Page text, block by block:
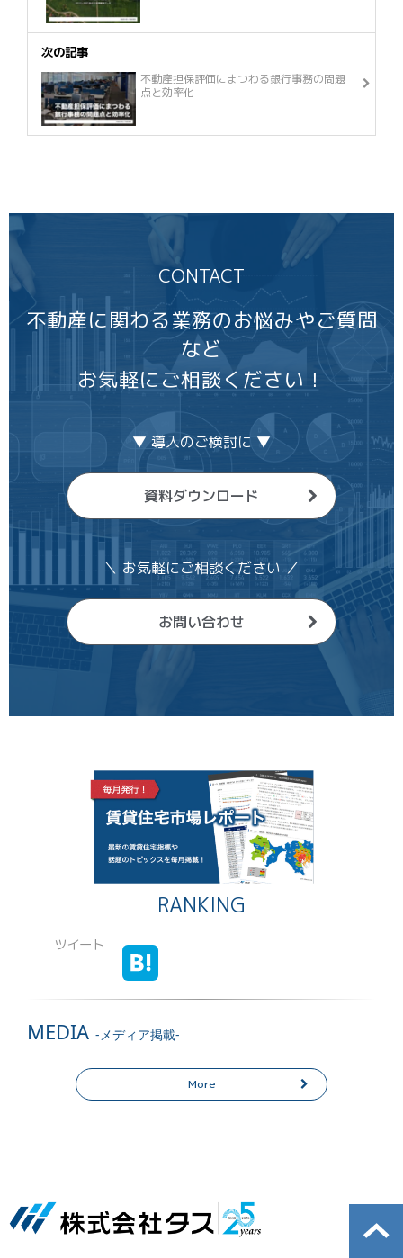
次の記事
不動産担保評価にまつわる銀行事務の問題
点と効率化
CONTACT
不動産に関わる業務のお悩みやご質問
など
お気軽にご相談ください！
▼ 導入のご検討に ▼
資料ダウンロード
＼ お気軽にご相談ください ／
お問い合わせ
RANKING
ツイート
MEDIA -メディア掲載-
More